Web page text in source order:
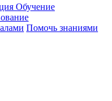
Обучение
Помочь знаниями